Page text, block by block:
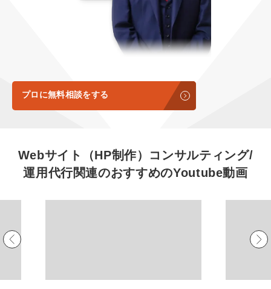
代表メッセージ（岩野圭佑）
取締役メッセージ（株本祐己）
動画ディレクター
正社員
マーケマネージャー
カスタマーサクセスマネージャー
内部監査室長
プロに無料相談をする
Webサイト（HP制作）コンサルティング/
運用代行関連のおすすめのYoutube動画